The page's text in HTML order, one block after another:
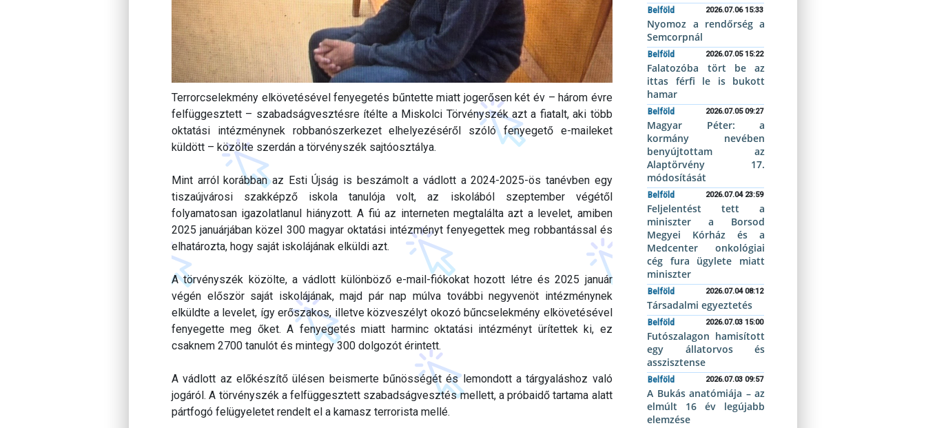
Terrorcselekmény elkövetésével fenyegetés bűntette miatt jogerősen két év – három évre
felfüggesztett – szabadságvesztésre ítélte a Miskolci Törvényszék azt a fiatalt, aki több
oktatási intézménynek robbanószerkezet elhelyezéséről szóló fenyegető e-maileket
küldött – közölte szerdán a törvényszék sajtóosztálya.
Mint arról korábban az Esti Újság is beszámolt a vádlott a 2024-2025-ös tanévben egy
tiszaújvárosi szakképző iskola tanulója volt, az iskolából szeptember végétől
folyamatosan igazolatlanul hiányzott. A fiú az interneten megtalálta azt a levelet, amiben
2025 januárjában közel 300 magyar oktatási intézményt fenyegettek meg robbantással és
elhatározta, hogy saját iskolájának elküldi azt.
A törvényszék közölte, a vádlott különböző e-mail-fiókokat hozott létre és 2025 január
végén először saját iskolájának, majd pár nap múlva további negyvenöt intézménynek
elküldte a levelet, így erőszakos, illetve közveszélyt okozó bűncselekmény elkövetésével
fenyegette meg őket. A fenyegetés miatt harminc oktatási intézményt ürítettek ki, ez
csaknem 2700 tanulót és mintegy 300 dolgozót érintett.
A vádlott az előkészítő ülésen beismerte bűnösségét és lemondott a tárgyaláshoz való
jogáról. A törvényszék a felfüggesztett szabadságvesztés mellett, a próbaidő tartama alatt
pártfogó felügyeletet rendelt el a kamasz terrorista mellé.
Belföld 2026.07.06 15:33
Nyomoz a rendőrség a
Semcorpnál
Belföld 2026.07.05 15:22
Falatozóba tört be az
ittas férfi le is bukott
hamar
Belföld 2026.07.05 09:27
Magyar Péter: a
kormány nevében
benyújtottam az
Alaptörvény 17.
módosítását
Belföld 2026.07.04 23:59
Feljelentést tett a
miniszter a Borsod
Megyei Kórház és a
Medcenter onkológiai
cég fura ügylete miatt
miniszter
Belföld 2026.07.04 08:12
Társadalmi egyeztetés
Belföld 2026.07.03 15:00
Futószalagon hamisított
egy állatorvos és
asszisztense
Belföld 2026.07.03 09:57
A Bukás anatómiája – az
elmúlt 16 év legújabb
elemzése